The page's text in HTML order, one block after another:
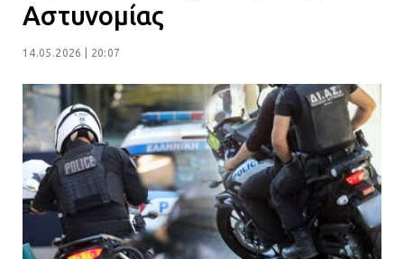
Αστυνομίας
14.05.2026 | 20:07